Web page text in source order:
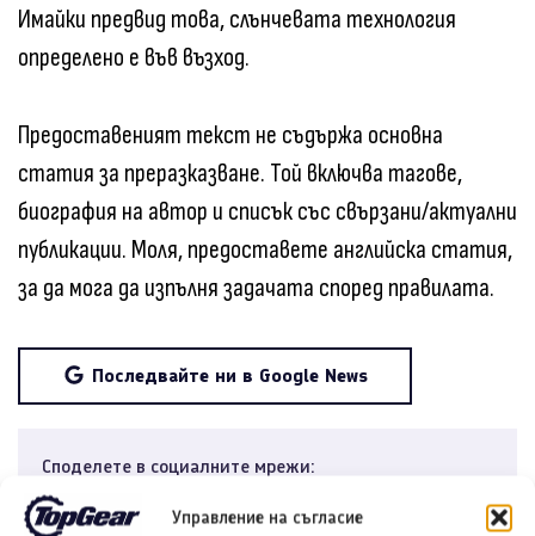
Управление на съгласие
Имайки предвид това, слънчевата технология
определено е във възход.
Предоставеният текст не съдържа основна
статия за преразказване. Той включва тагове,
биография на автор и списък със свързани/актуални
публикации. Моля, предоставете английска статия,
за да мога да изпълня задачата според правилата.
Последвайте ни в Google News
Споделете в социалните мрежи: